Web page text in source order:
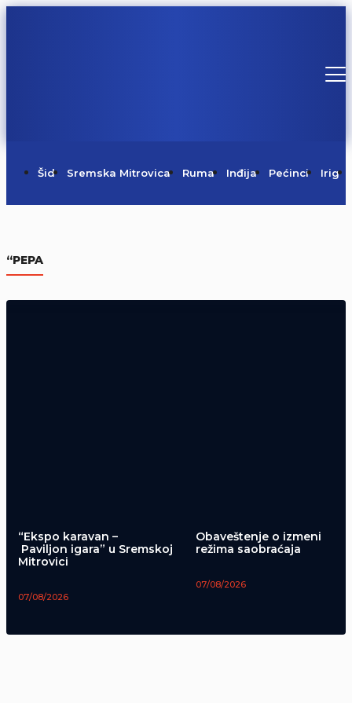
Šid Sremska Mitrovica Ruma Inđija Pećinci Irig
“PEPA
Danas je Sveti Pantelejmon
“Ekspo karavan –
Paviljon igara” u Sremskoj
Mitrovici
07/08/2026
Obaveštenje o izmeni
režima saobraćaja
07/08/2026